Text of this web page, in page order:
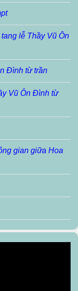
lễ Thầy Vũ Ôn
Đình từ trần
Vũ Ôn Đình từ
gian giữa Hoa